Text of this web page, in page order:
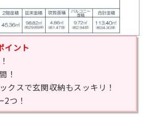
イント
！
クスで玄関収納もスッキリ！
2つ！